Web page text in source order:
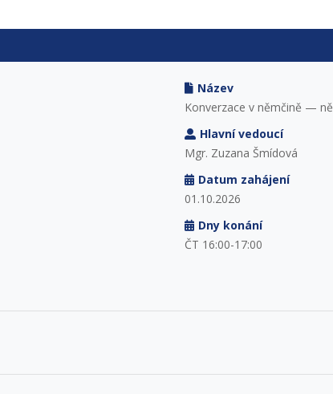
Název
Konverzace v němčině —
Hlavní vedoucí
Mgr. Zuzana Šmídová
Datum zahájení
01.10.2026
Dny konání
ČT 16:00-17:00